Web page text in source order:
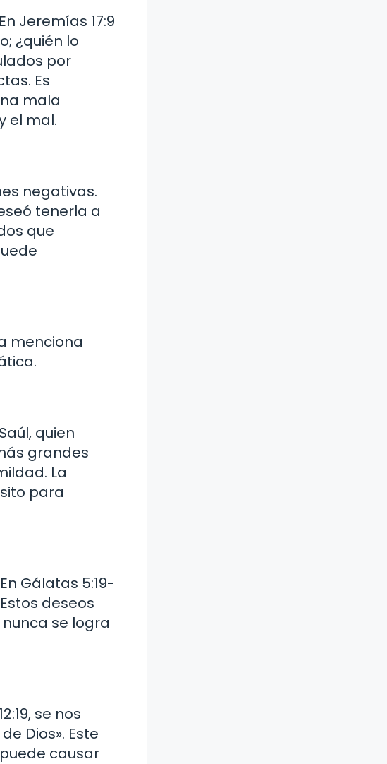
Jeremías 17:9
¿quién lo
por
Es
mala
el mal.
negativas.
tenerla a
que
menciona
quien
grandes
La
para
Gálatas 5:19-
deseos
se logra
se nos
Dios». Este
causar